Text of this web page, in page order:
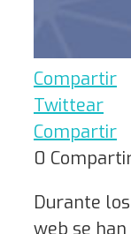
Compartir
Twittear
Compartir
0
Durante
web se